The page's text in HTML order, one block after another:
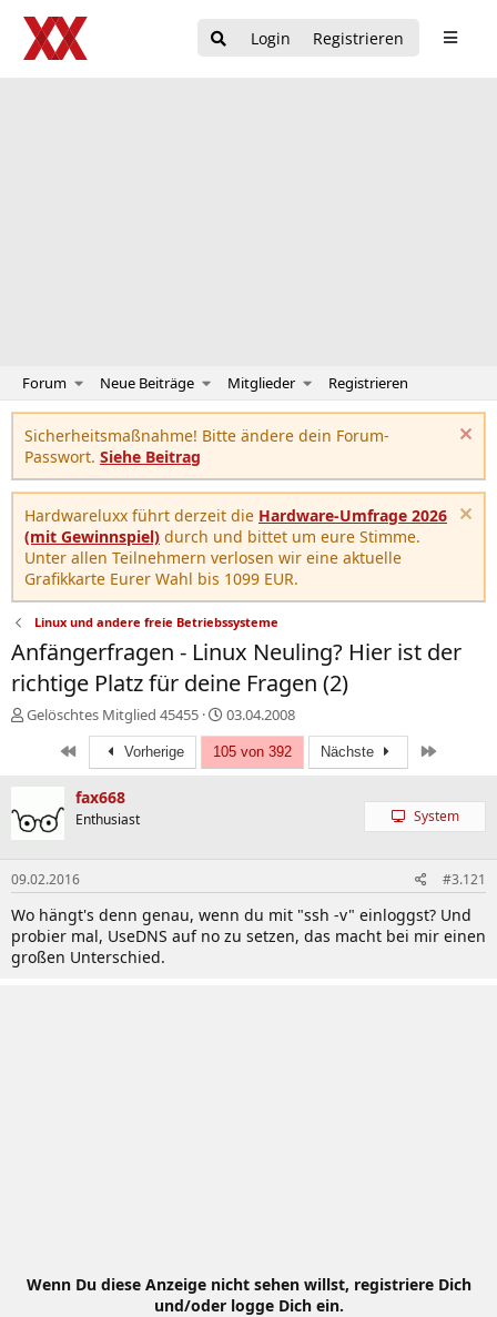
Login Registrieren
Forum Neue Beiträge Mitglieder Registrieren
Sicherheitsmaßnahme! Bitte ändere dein Forum-
Passwort. Siehe Beitrag
Hardwareluxx führt derzeit die Hardware-Umfrage 2026
(mit Gewinnspiel) durch und bittet um eure Stimme.
Unter allen Teilnehmern verlosen wir eine aktuelle
Grafikkarte Eurer Wahl bis 1099 EUR.
Linux und andere freie Betriebssysteme
Anfängerfragen - Linux Neuling? Hier ist der
richtige Platz für deine Fragen (2)
E
l
l
r
Gelöschtes Mitglied 45455
E
r
s
t
m
03.04.2008
Erste Vorherige 105 von 392 Nächste
fax668
Enthusiast System
09.02.2016 #3.121
Wo hängt's denn genau, wenn du mit "ssh -v" einloggst? Und
probier mal, UseDNS auf no zu setzen, das macht bei mir einen
großen Unterschied.
Wenn Du diese Anzeige nicht sehen willst, registriere Dich
und/oder logge Dich ein.